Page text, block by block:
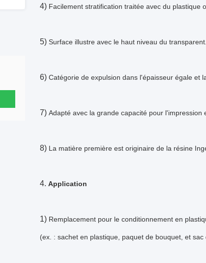
4) Facilement stratification traitée avec du plastique
5) Surface illustre avec le haut niveau du transparent.
6) Catégorie de expulsion dans l'épaisseur égale et
7) Adapté avec la grande capacité pour l'impression
8) La matière première est originaire de la résine
4. Application
1) Remplacement pour le conditionnement en
(ex. : sachet en plastique, paquet de bouquet, et sac